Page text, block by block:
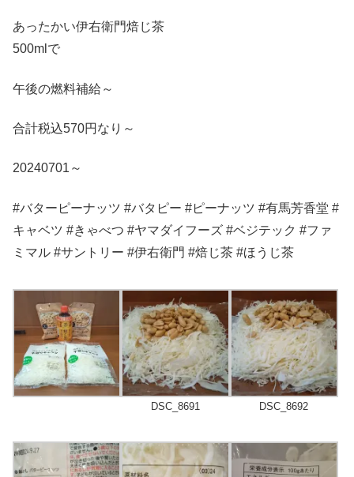
あったかい伊右衛門焙じ茶
500mlで
午後の燃料補給～
合計税込570円なり～
20240701～
#バターピーナッツ #バタピー #ピーナッツ #有馬芳香堂 #
キャベツ #きゃべつ #ヤマダイフーズ #ベジテック #ファ
ミマル #サントリー #伊右衛門 #焙じ茶 #ほうじ茶
DSC_8691 DSC_8692